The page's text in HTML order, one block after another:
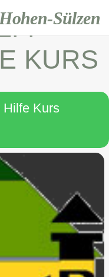
Hohen-Sülzen
KURS
Hilfe Kurs